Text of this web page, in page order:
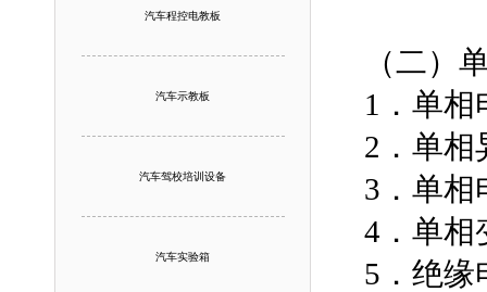
汽车程控电教板
汽车示教板
汽车驾校培训设备
汽车实验箱
（二）
1．单相
2．单相
3．单相
4．单相
5．绝缘